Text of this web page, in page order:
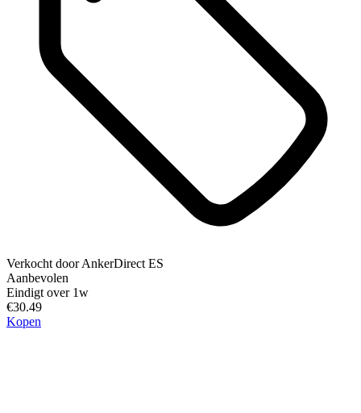
Verkocht doorAnkerDirect ES
Aanbevolen
Eindigt over 1w
€30.49
Kopen